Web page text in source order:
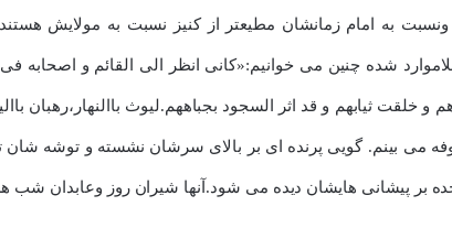
به امام زمانشان مطیعتر از کنیز نسبت به مولایش
شده چنین می خوانیم:«کانی انظر الی القائم و اصحابه
خلقت ثیابهم و قد اثر السجود بجباههم.لیوث باالنهار،رهبان
می بینم. گویی پرنده ای بر بالای سرشان نشسته و توشه
بر پیشانی هایشان دیده می شود.آنها شیران روز وعابدان شب